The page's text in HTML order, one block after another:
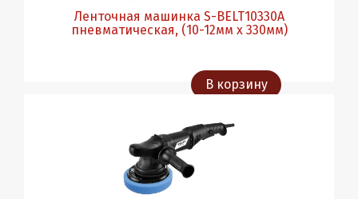
Ленточная машинка S-BELT10330A
пневматическая, (10-12мм х 330мм)
В корзину